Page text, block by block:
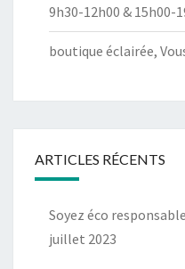
9h30-12h00 & 15h00-
boutique éclairée,
ARTICLES RÉCENTS
Soyez éco
juillet 2023